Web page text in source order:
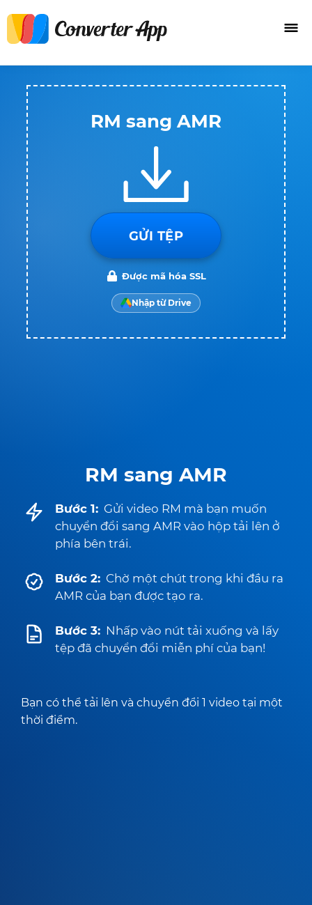
RM sang AMR
Bước 1: Gửi video RM mà bạn muốn
chuyển đổi sang AMR vào hộp tải lên ở
phía bên trái.
Bước 2: Chờ một chút trong khi đầu ra
AMR của bạn được tạo ra.
Bước 3: Nhấp vào nút tải xuống và lấy
tệp đã chuyển đổi miễn phí của bạn!
Bạn có thể tải lên và chuyển đổi 1 video tại một
thời điểm.
RM sang AMR
GỬI TỆP
Được mã hóa SSL
Nhập từ Drive